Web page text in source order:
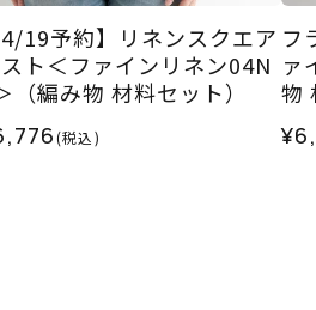
4/19予約】リネンスクエア
ト＜ファインリネン04N
（編み物 材料セット）
(税込)
フ
ァ
物